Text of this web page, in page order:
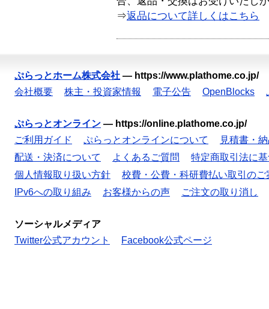
⇒返品について詳しくはこちら
ぷらっとホーム株式会社 — https://www.plathome.co.jp/
会社概要
株主・投資家情報 電子公告 OpenBlocks
ぷらっとオンライン — https://online.plathome.co.jp/
ご利用ガイド
ぷらっとオンラインについて
見積書・
配送・決済について
よくあるご質問
特定商取引法に
個人情報取り扱い方針
校費・公費・科研費払い取引のご
IPv6への取り組み
お客様からの声 ご注文の取り消し
ソーシャルメディア
Twitter公式アカウント
Facebook公式ページ